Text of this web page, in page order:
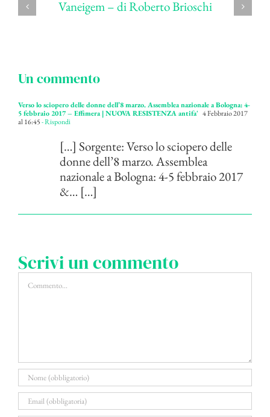
Un commento
Verso lo sciopero delle donne dell’8 marzo. Assemblea nazionale a Bologna: 4-
5 febbraio 2017 – Effimera | NUOVA RESISTENZA antifa' 4 Febbraio 2017
al 16:45- Rispondi
[…] Sorgente: Verso lo sciopero delle
donne dell’8 marzo. Assemblea
nazionale a Bologna: 4-5 febbraio 2017
&… […]
Scrivi un commento
Commento